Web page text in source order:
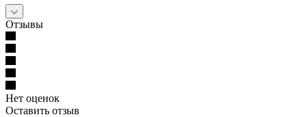
Отзывы
Нет оценок
Оставить отзыв